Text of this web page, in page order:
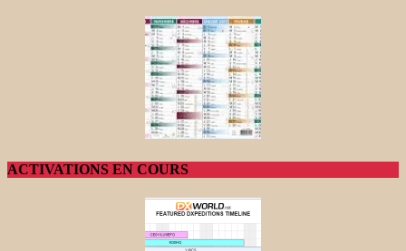
ACTIVATIONS EN COURS